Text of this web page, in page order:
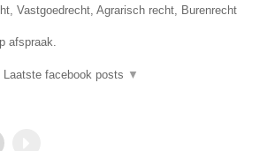
Vastgoedrecht, Agrarisch recht, Burenrecht
afspraak.
Laatste facebook posts ▼